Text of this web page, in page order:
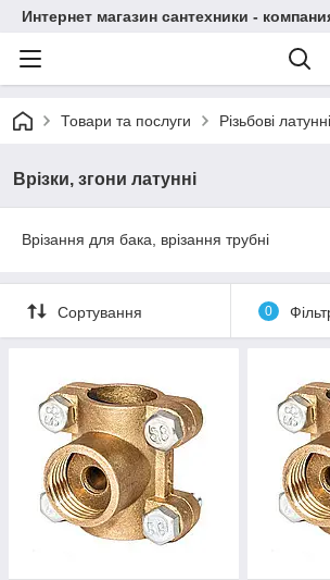
Интернет магазин сантехники -
Товари та послуги Різьбові
Врізки, згони латунні
Врізання для бака, врізання трубні
Сортування 0